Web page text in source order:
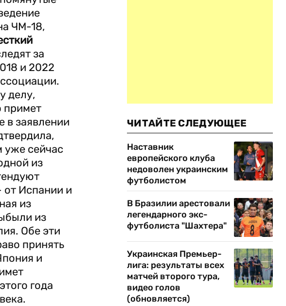
ЧМ-18,
за
и 2022
делу,
примет
в заявлении
уже сейчас
из
от Испании и
из
из
Обе эти
принять
и
года
ЧИТАЙТЕ СЛЕДУЮЩЕЕ
Наставник
европейского клуба
недоволен украинским
футболистом
В Бразилии арестовали
легендарного экс-
футболиста "Шахтера"
Украинская Премьер-
лига: результаты всех
матчей второго тура,
видео голов
(обновляется)